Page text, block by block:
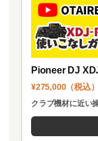
Pioneer DJ
¥275,000（税込）
クラブ機材に近い